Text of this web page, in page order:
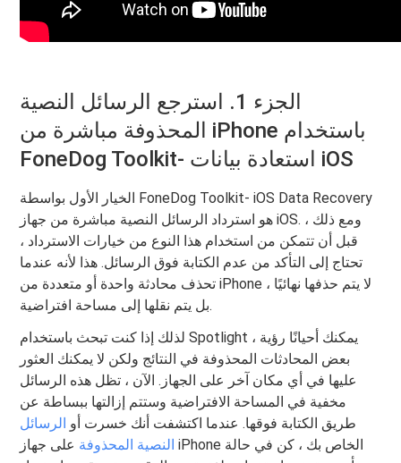
الجزء 1. استرجع الرسائل النصية
المحذوفة مباشرة من iPhone باستخدام
FoneDog Toolkit- استعادة بيانات iOS
الخيار الأول بواسطة FoneDog Toolkit- iOS Data Recovery
هو استرداد الرسائل النصية مباشرة من جهاز iOS. ومع ذلك ،
قبل أن تتمكن من استخدام هذا النوع من خيارات الاسترداد ،
تحتاج إلى التأكد من عدم الكتابة فوق الرسائل. هذا لأنه عندما
تحذف محادثة واحدة أو متعددة من iPhone ، لا يتم حذفها نهائيًا
بل يتم نقلها إلى مساحة افتراضية.
لذلك إذا كنت تبحث باستخدام Spotlight ، يمكنك أحيانًا رؤية
بعض المحادثات المحذوفة في النتائج ولكن لا يمكنك العثور
عليها في أي مكان آخر على الجهاز. الآن ، تظل هذه الرسائل
مخفية في المساحة الافتراضية وستتم إزالتها ببساطة عن
طريق الكتابة فوقها. عندما اكتشفت أنك خسرت أو الرسائل
النصية المحذوفة على جهاز iPhone الخاص بك ، كن في حالة